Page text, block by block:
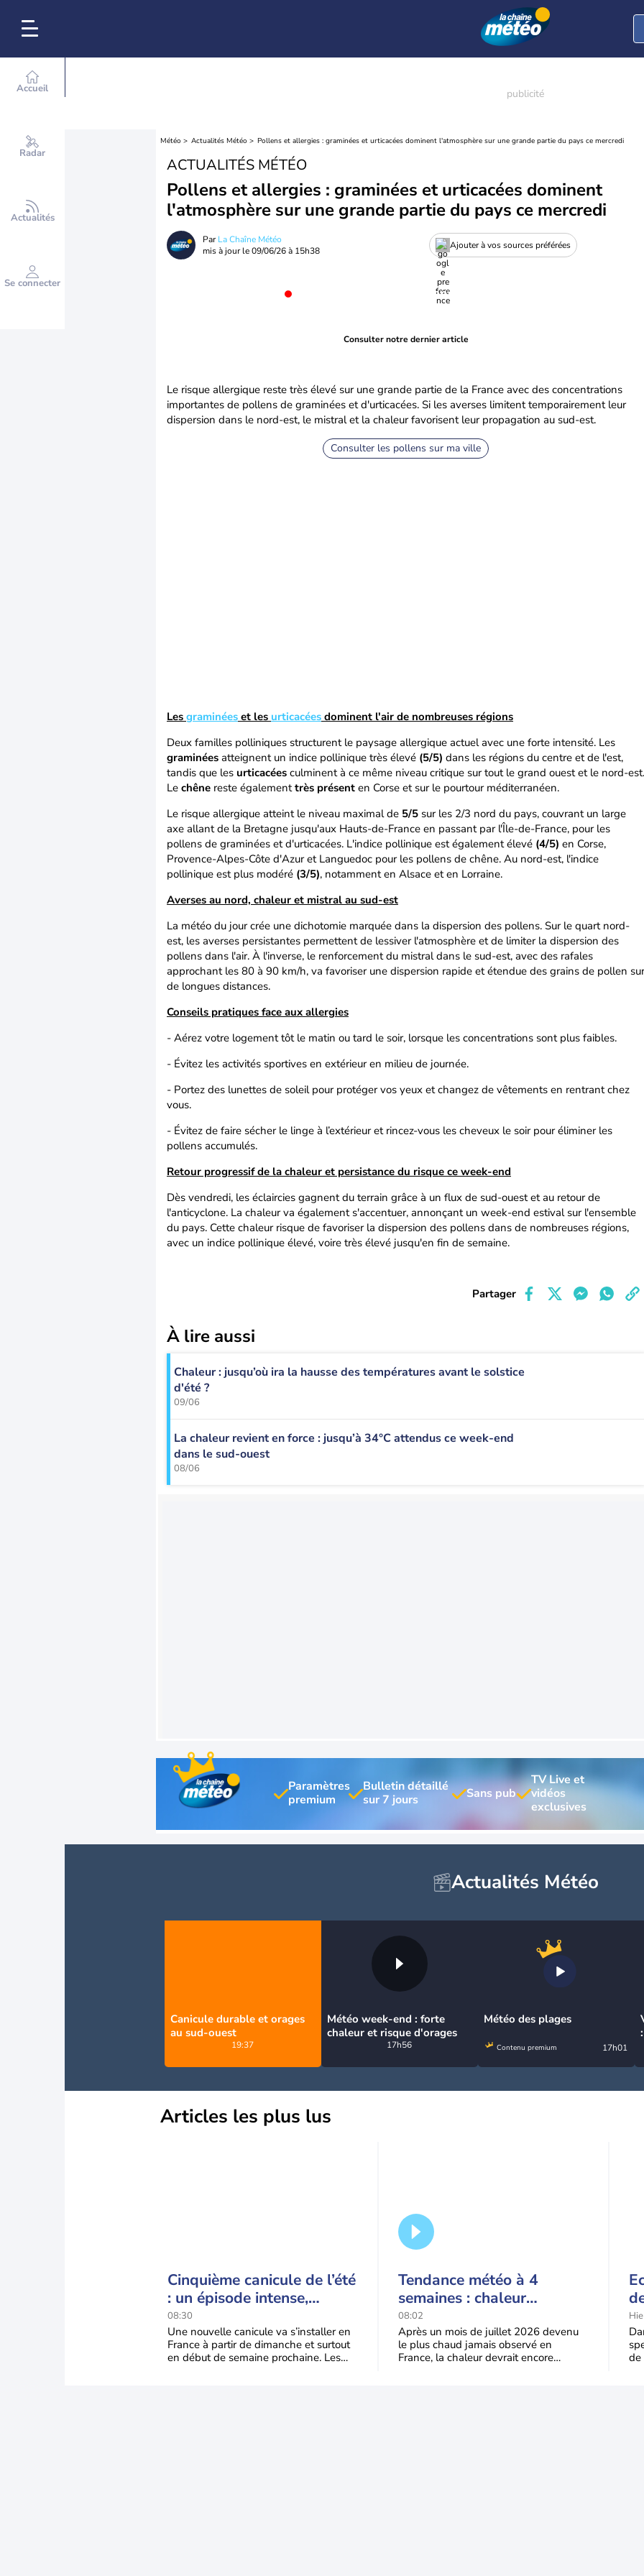
Accueil
Radar
Actualités
Se connecter
Météo Actualités Météo Pollens et allergies : graminées et urticacées dominent l'atmosphère sur une grande partie du pays ce mercredi
ACTUALITÉS MÉTÉO
Pollens et allergies : graminées et urticacées dominent
l'atmosphère sur une grande partie du pays ce mercredi
ParLa Chaîne Météo
mis à jour le09/06/26 à 15h38
Ajouter à vos sources préférées
Nouvelle actualité pollens et allergies
Consulter notre dernier article
Le risque allergique reste très élevé sur une grande partie de la France avec des concentrations
importantes de pollens de graminées et d'urticacées. Si les averses limitent temporairement leur
dispersion dans le nord-est, le mistral et la chaleur favorisent leur propagation au sud-est.
Consulter les pollens sur ma ville
Les graminées et les urticacées dominent l'air de nombreuses régions
Deux familles polliniques structurent le paysage allergique actuel avec une forte intensité. Les
graminées atteignent un indice pollinique très élevé (5/5) dans les régions du centre et de l'est,
tandis que les urticacées culminent à ce même niveau critique sur tout le grand ouest et le nord-est.
Le chêne reste égalementtrès présent en Corse et sur le pourtour méditerranéen.
Le risque allergique atteint le niveau maximal de 5/5 sur les 2/3 nord du pays, couvrant un large
axe allant de la Bretagne jusqu'aux Hauts-de-France en passant par l'Île-de-France, pour les
pollens de graminées et d'urticacées. L'indice pollinique est également élevé (4/5) en Corse,
Provence-Alpes-Côte d'Azur et Languedoc pour les pollens de chêne. Au nord-est, l'indice
pollinique est plus modéré (3/5), notamment en Alsace et en Lorraine.
Averses au nord, chaleur et mistral au sud-est
La météo du jour crée une dichotomie marquée dans la dispersion des pollens. Sur le quart nord-
est, les averses persistantes permettent de lessiver l'atmosphère et de limiter la dispersion des
pollens dans l'air. À l'inverse, le renforcement du mistral dans le sud-est, avec des rafales
approchant les 80 à 90 km/h, va favoriser une dispersion rapide et étendue des grains de pollen sur
de longues distances.
Conseils pratiques face aux allergies
- Aérez votre logement tôt le matin ou tard le soir, lorsque les concentrations sont plus faibles.
- Évitez les activités sportives en extérieur en milieu de journée.
- Portez des lunettes de soleil pour protéger vos yeux et changez de vêtements en rentrant chez
vous.
- Évitez de faire sécher le linge à l’extérieur et rincez-vous les cheveux le soir pour éliminer les
pollens accumulés.
Retour progressif de la chaleur et persistance du risque ce week-end
Dès vendredi, les éclaircies gagnent du terrain grâce à un flux de sud-ouest et au retour de
l'anticyclone. La chaleur va également s'accentuer, annonçant un week-end estival sur l'ensemble
du pays. Cette chaleur risque de favoriser la dispersion des pollens dans de nombreuses régions,
avec un indice pollinique élevé, voire très élevé jusqu'en fin de semaine.
Partager
À lire aussi
Chaleur : jusqu’où ira la hausse des températures avant le solstice
d'été ?
09/06
La chaleur revient en force : jusqu’à 34°C attendus ce week-end
dans le sud-ouest
08/06
Paramètres
Bulletin détaillé
TV Live et
vidéos
Actualités Météo
Canicule durable et orages
au sud-ouest
19:37
Météo week-end : forte
chaleur et risque d'orages
17h56
Météo des plages
Contenu premium 17h01
Articles les plus lus
Cinquième canicule de l’été
: un épisode intense,
durable et étendu la
semaine prochaine
08:30
Une nouvelle canicule va s’installer en
France à partir de dimanche et surtout
en début de semaine prochaine. Les
Tendance météo à 4
semaines : chaleur
prédominante jusqu'en
septembre
08:02
Après un mois de juillet 2026 devenu
le plus chaud jamais observé en
France, la chaleur devrait encore
t-
de